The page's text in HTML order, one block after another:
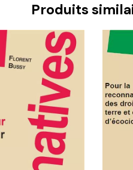
Produits